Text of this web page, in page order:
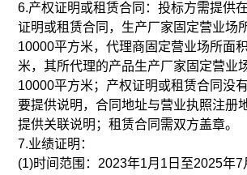
6.产权证明或租赁合同：投标方需提供
证明或租赁合同，生产厂家固定营业场
10000平方米，代理商固定营业场所面
米，其所代理的产品生产厂家固定营业
10000平方米；产权证明或租赁合同没
要提供说明，合同地址与营业执照注册
提供关联说明；租赁合同需双方盖章。
7.业绩证明：
(1)时间范围：2023年1月1日至2025年7